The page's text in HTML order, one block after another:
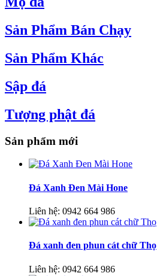
Sản Phẩm Bán Chạy
Sản Phẩm Khác
Sập đá
Tượng phật đá
Sản phẩm mới
Đá Xanh Đen Mài Hone
Liên hệ: 0942 664 986
Đá xanh đen phun cát chữ Thọ
Liên hệ: 0942 664 986